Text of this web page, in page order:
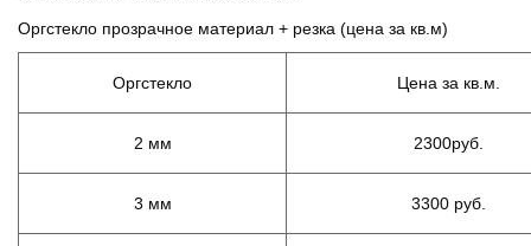
Оргстекло прозрачное материал + резка (цена за кв.м)
Оргстекло Цена за кв.м.
2 мм 2300руб.
3 мм 3300 руб.